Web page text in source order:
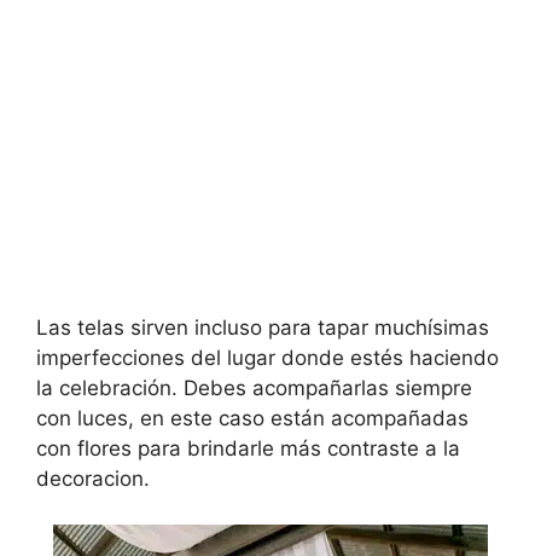
Las telas sirven incluso para tapar muchísimas
imperfecciones del lugar donde estés haciendo
la celebración. Debes acompañarlas siempre
con luces, en este caso están acompañadas
con flores para brindarle más contraste a la
decoracion.